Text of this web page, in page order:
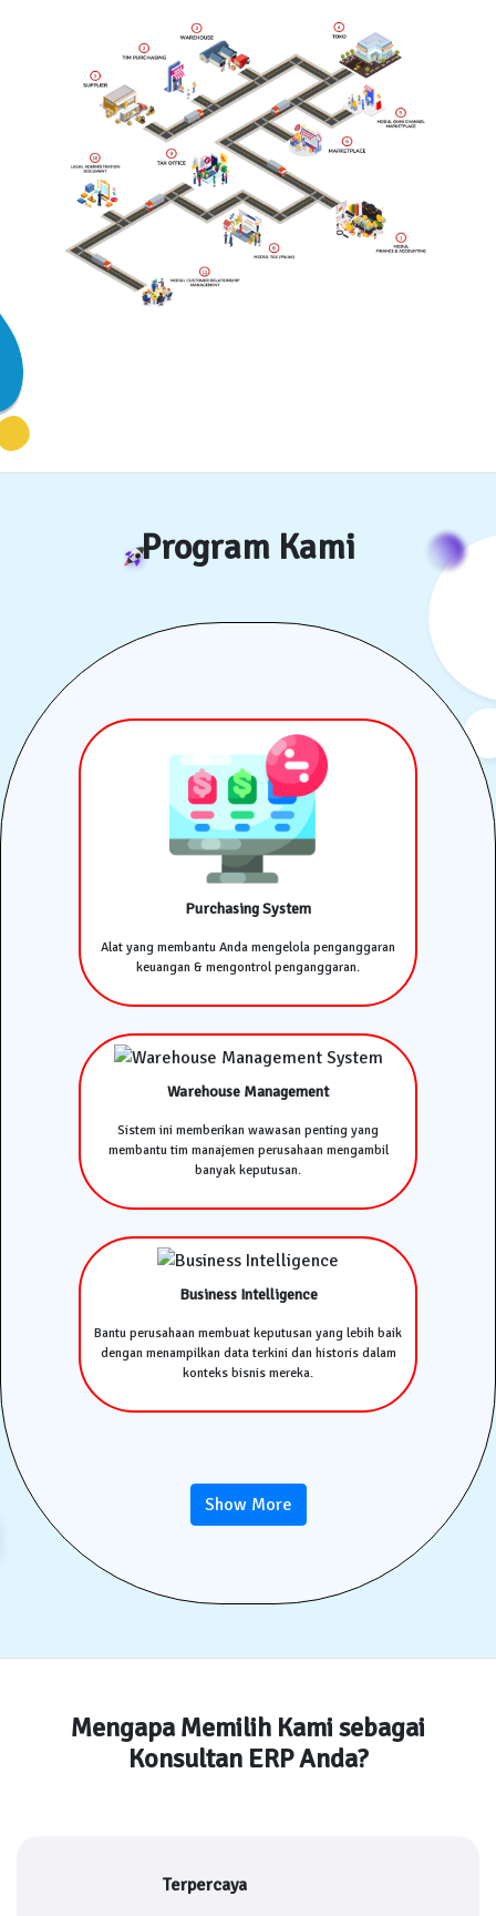
Program Kami
Purchasing System
Alat yang membantu Anda mengelola penganggaran
keuangan & mengontrol penganggaran.
Warehouse Management
Sistem ini memberikan wawasan penting yang
membantu tim manajemen perusahaan mengambil
banyak keputusan.
Business Intelligence
Bantu perusahaan membuat keputusan yang lebih baik
dengan menampilkan data terkini dan historis dalam
konteks bisnis mereka.
Show More
Mengapa Memilih Kami sebagai
Konsultan ERP Anda?
Terpercaya